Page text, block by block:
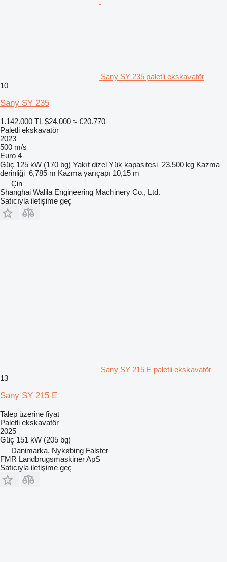
Sany SY 235 paletli ekskavatör
10
Sany SY 235
1.142.000 TL $24.000 ≈ €20.770
Paletli ekskavatör
2023
500 m/s
Euro 4
Güç 125 kW (170 bg) Yakıt dizel Yük kapasitesi 23.500 kg Kazma
derinliği 6,785 m Kazma yarıçapı 10,15 m
Çin
Shanghai Walila Engineering Machinery Co., Ltd.
Satıcıyla iletişime geç
Sany SY 215 E paletli ekskavatör
13
Sany SY 215 E
Talep üzerine fiyat
Paletli ekskavatör
2025
Güç 151 kW (205 bg)
Danimarka, Nykøbing Falster
FMR Landbrugsmaskiner ApS
Satıcıyla iletişime geç